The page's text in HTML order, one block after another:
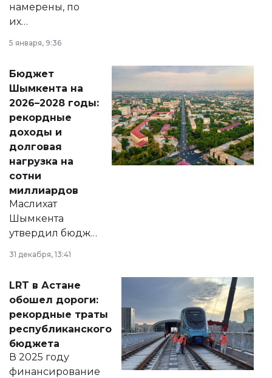
намерены, по
их
принести
народу
Венесуэлы.
5 января, 9:36
Бюджет
Шымкента на
2026–2028 годы:
рекордные
доходы и
долговая
нагрузка на
сотни
миллиардов
Маслихат
Шымкента
утвердил бюджет
2028 годы.
документ
появился в базе
нормативных
правовых актов и
на сайте маслихат
города.
31 декабря, 13:41
LRT в Астане
обошел дороги:
рекордные траты
республиканского
бюджета
В 2025 году
финансирование